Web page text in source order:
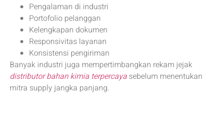
Pengalaman di industri
Portofolio pelanggan
Kelengkapan dokumen
Responsivitas layanan
Konsistensi pengiriman
Banyak industri juga mempertimbangkan rekam jejak
distributor bahan kimia terpercaya sebelum menentukan
mitra supply jangka panjang.